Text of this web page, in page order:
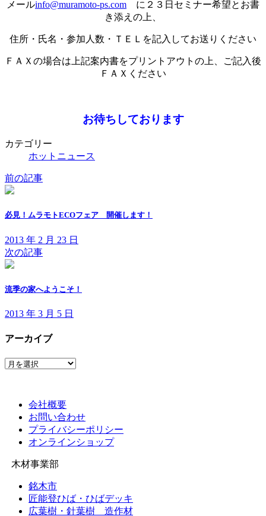
メールinfo@muramoto-ps.com に２３日セミナー希望とお書
き添えの上、
住所・氏名・参加人数・ＴＥＬを記入してお送りください
ＦＡＸの場合は上記案内書をプリントアウトの上、ご記入後
ＦＡＸください
お待ちしております
カテゴリー
ホットニュース
前の記事
必見！ムラモトECOフェア 開催します！
2013 年 2 月 23 日
次の記事
流季の家へようこそ！
2013 年 3 月 5 日
アーカイブ
ア
会社概要
お問い合わせ
プライバシーポリシー
オンラインショップ
木材事業部
銘木市
匠能登ひば・ひばデッキ
広葉樹・針葉樹 造作材